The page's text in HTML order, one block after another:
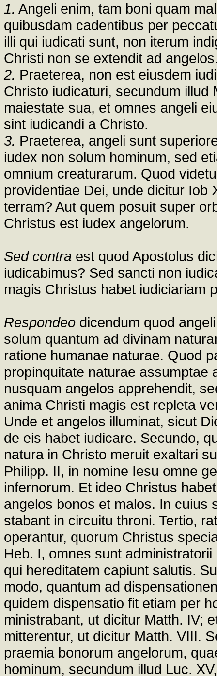
1. Angeli enim, tam boni quam
quibusdam cadentibus per
illi qui iudicati sunt, non iterum
Christi non se extendit ad
2. Praeterea, non est eiusdem
Christo iudicaturi, secundum illud
maiestate sua, et omnes angeli
sint iudicandi a Christo.
3. Praeterea, angeli sunt
iudex non solum hominum, sed
omnium creaturarum. Quod
providentiae Dei, unde dicitur Iob
terram? Aut quem posuit super
Christus est iudex angelorum.
Sed contra est quod Apostolus
iudicabimus? Sed sancti non
magis Christus habet iudiciariam
Respondeo dicendum quod
solum quantum ad divinam
ratione humanae naturae. Quod
propinquitate naturae assumptae
nusquam angelos apprehendit,
anima Christi magis est repleta
Unde et angelos illuminat, sicut
de eis habet iudicare. Secundo,
natura in Christo meruit exaltari
Philipp. II, in nomine Iesu omne
infernorum. Et ideo Christus
angelos bonos et malos. In cuius
stabant in circuitu throni. Tertio,
operantur, quorum Christus
Heb. I, omnes sunt
qui hereditatem capiunt salutis.
modo, quantum ad
quidem dispensatio fit etiam per
ministrabant, ut dicitur Matth. IV;
mitterentur, ut dicitur Matth. VIII.
praemia bonorum angelorum,
hominum, secundum illud Luc.